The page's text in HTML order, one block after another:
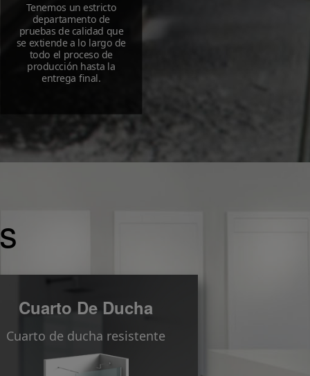
Tenemos un estricto
departamento de
pruebas de calidad que
se extiende a lo largo de
todo el proceso de
producción hasta la
entrega final.
Cuarto De Ducha
Cuarto de ducha resistente